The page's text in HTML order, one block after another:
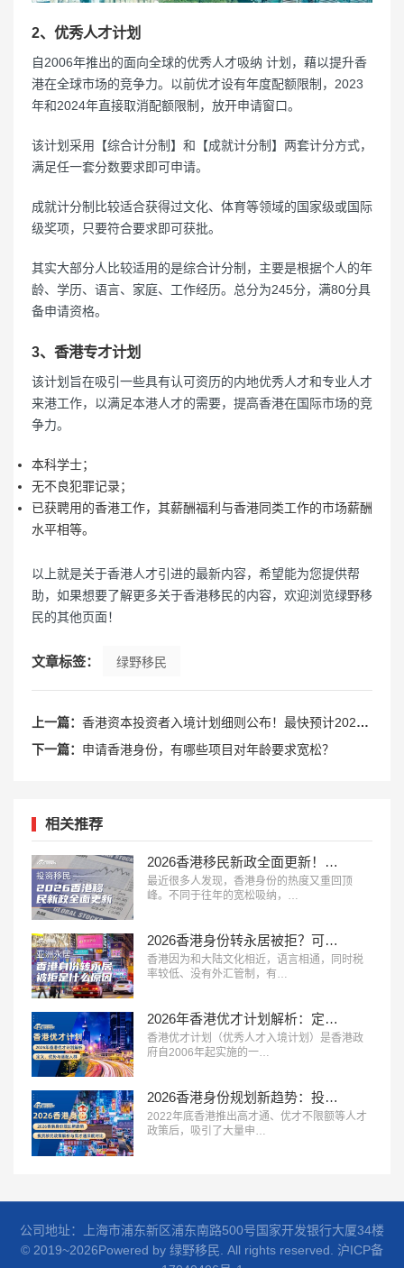
2、优秀人才计划
自2006年推出的面向全球的优秀人才吸纳 计划，藉以提升香
港在全球市场的竞争力。以前优才设有年度配额限制，2023
年和2024年直接取消配额限制，放开申请窗口。
该计划采用【综合计分制】和【成就计分制】两套计分方式，
满足任一套分数要求即可申请。
成就计分制比较适合获得过文化、体育等领域的国家级或国际
级奖项，只要符合要求即可获批。
其实大部分人比较适用的是综合计分制，主要是根据个人的年
龄、学历、语言、家庭、工作经历。总分为245分，满80分具
备申请资格。
3、香港专才计划
该计划旨在吸引一些具有认可资历的内地优秀人才和专业人才
来港工作，以满足本港人才的需要，提高香港在国际市场的竞
争力。
本科学士；
无不良犯罪记录；
已获聘用的香港工作，其薪酬福利与香港同类工作的市场薪酬
水平相等。
以上就是关于香港人才引进的最新内容，希望能为您提供帮
助，如果想要了解更多关于香港移民的内容，欢迎浏览绿野移
民的其他页面！
文章标签： 绿野移民
上一篇： 香港资本投资者入境计划细则公布！最快预计2024年中起实施！
下一篇： 申请香港身份，有哪些项目对年龄要求宽松？
相关推荐
2026香港移民新政全面更新！4条适合普通人的路径
最近很多人发现，香港身份的热度又重回顶
峰。不同于往年的宽松吸纳，…
2026香港身份转永居被拒？可能是这些“加分行为”你没做到位
香港因为和大陆文化相近，语言相通，同时税
率较低、没有外汇管制，有…
2026年香港优才计划解析：定义、优势与适配人群
香港优才计划（优秀人才入境计划）是香港政
府自2006年起实施的一…
2026香港身份规划新趋势：投资移民政策解析与高才通深度对比
2022年底香港推出高才通、优才不限额等人才
政策后，吸引了大量申…
公司地址：上海市浦东新区浦东南路500号国家开发银行大厦34楼
© 2019~2026Powered by 绿野移民. All rights reserved. 沪ICP备